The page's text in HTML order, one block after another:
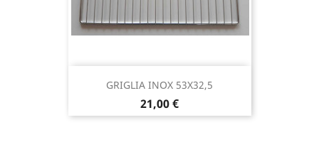
GRIGLIA INOX 53X32,5
Prezzo
21,00 €